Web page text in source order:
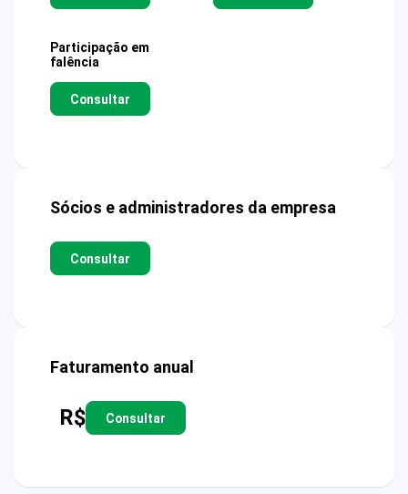
Participação em
falência
Consultar
Sócios e administradores da empresa
Consultar
Faturamento anual
R$ Consultar